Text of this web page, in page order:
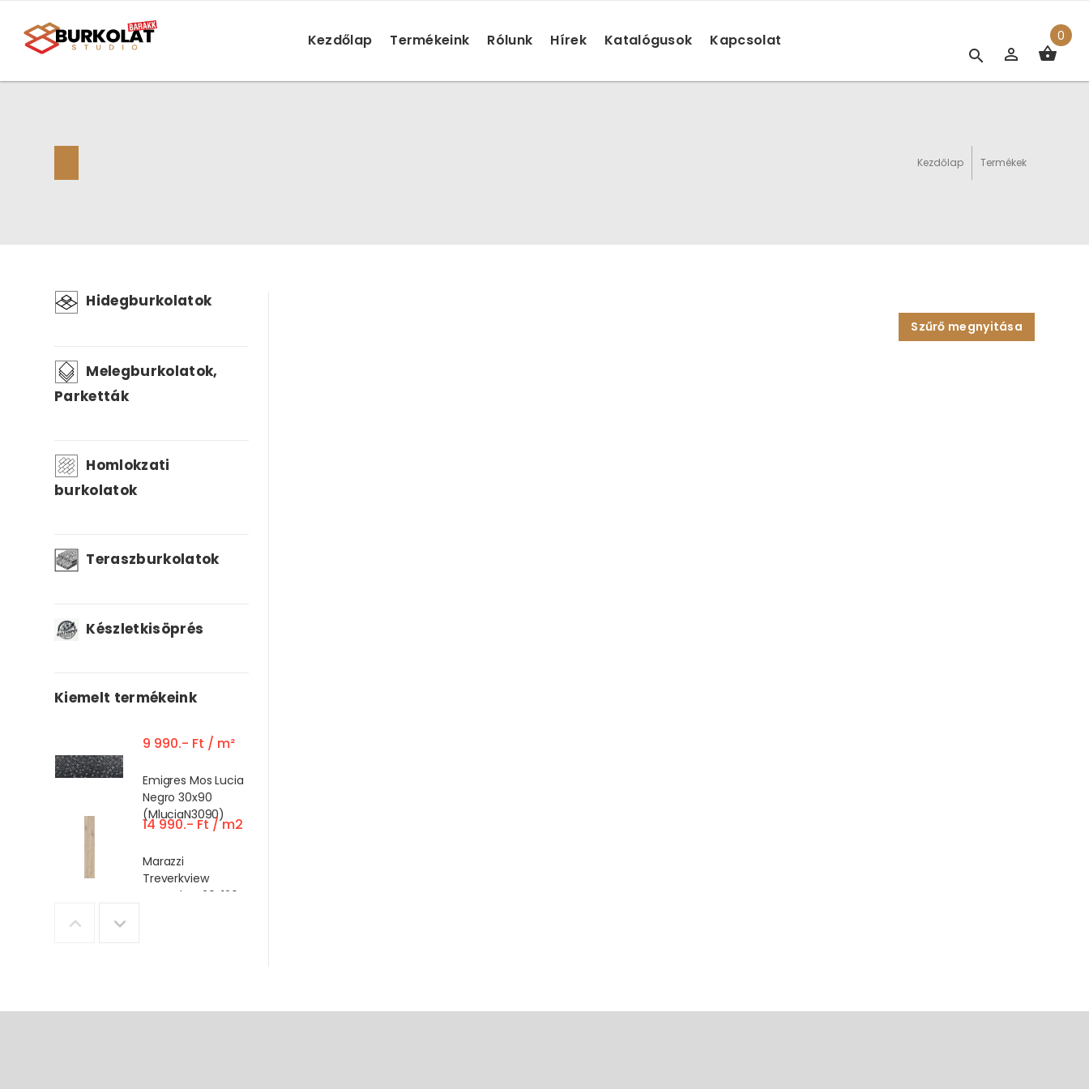
Kezdőlap Termékeink Rólunk Hírek Katalógusok Kapcsolat 0
Kezdőlap Termékek
Hidegburkolatok
Melegburkolatok,
Parketták
Homlokzati
burkolatok
Teraszburkolatok
Készletkisöprés
Kiemelt termékeink
Emigres Mos Lucia
Negro 30x90
(MluciaN3090)
9 990.- Ft / m²
Marazzi
Treverkview
Naturale - 20x120R
14 990.- Ft / m2
Szűrő megnyitása